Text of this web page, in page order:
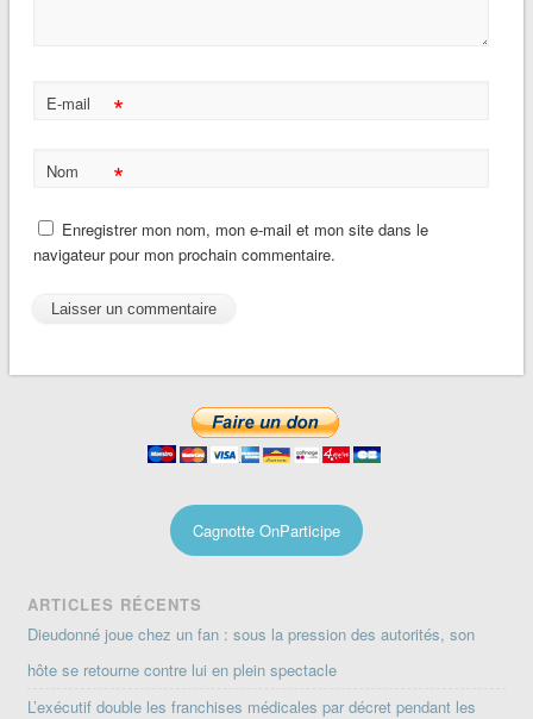
E-mail *
Nom *
Enregistrer mon nom, mon e-mail et mon site dans le
navigateur pour mon prochain commentaire.
Cagnotte OnParticipe
ARTICLES RÉCENTS
Dieudonné joue chez un fan : sous la pression des autorités, son
hôte se retourne contre lui en plein spectacle
L’exécutif double les franchises médicales par décret pendant les